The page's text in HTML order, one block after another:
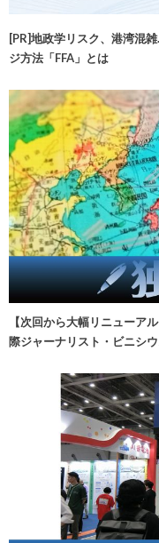
[PR]地政学リスク、港湾混
ジ方法「FFA」とは
【次回から大幅リニュー
際ジャーナリスト・ビニシ